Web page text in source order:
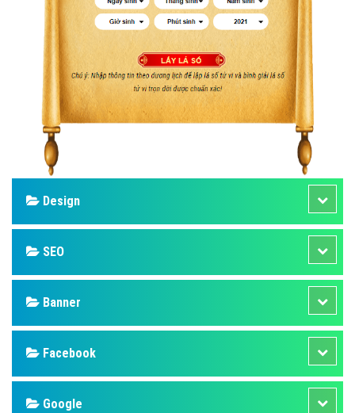
Design
SEO
Banner
Facebook
Google